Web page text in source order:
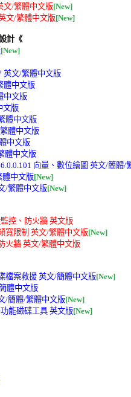
文/繁體中文版[New]
文/繁體中文版[New]
計《
[New]
英文/繁體中文版
體中文版
中文版
文版
體中文版
體中文版
中文版
體中文版
向量、數位繪圖 英文/簡體/
體中文版[New]
/繁體中文版[New]
監控、防火牆 英文版
寬限制 英文/繁體中文版[New]
檔案救援 英文/簡體中文版[New]
體中文版
/簡體/繁體中文版[New]
能磁碟工具 英文版[New]